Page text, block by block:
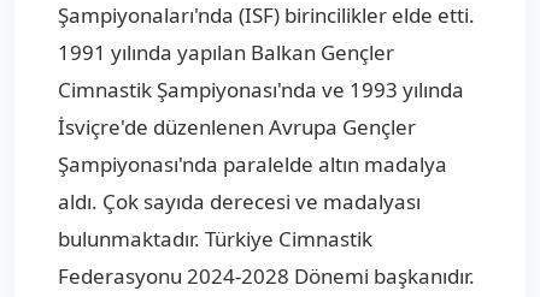
Şampiyonaları'nda (ISF) birincilikler elde etti.
1991 yılında yapılan Balkan Gençler
Cimnastik Şampiyonası'nda ve 1993 yılında
İsviçre'de düzenlenen Avrupa Gençler
Şampiyonası'nda paralelde altın madalya
aldı. Çok sayıda derecesi ve madalyası
bulunmaktadır. Türkiye Cimnastik
Federasyonu 2024-2028 Dönemi başkanıdır.